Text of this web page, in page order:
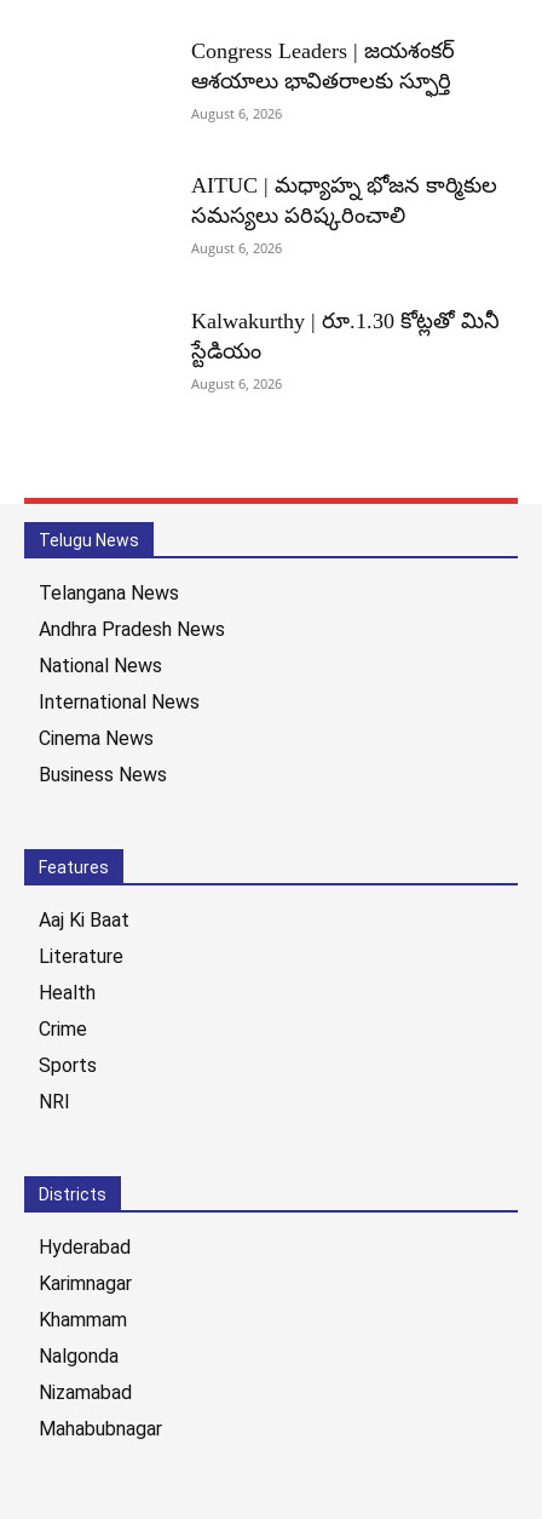
Congress Leaders | జయశంకర్
ఆశయాలు భావితరాలకు స్ఫూర్తి
August 6, 2026
AITUC | మధ్యాహ్న భోజన కార్మికుల
సమస్యలు పరిష్కరించాలి
August 6, 2026
Kalwakurthy | రూ.1.30 కోట్లతో మినీ
స్టేడియం
August 6, 2026
Telugu News
Telangana News
Andhra Pradesh News
National News
International News
Cinema News
Business News
Features
Aaj Ki Baat
Literature
Health
Crime
Sports
NRI
Districts
Hyderabad
Karimnagar
Khammam
Nalgonda
Nizamabad
Mahabubnagar